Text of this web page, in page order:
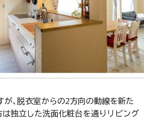
、脱衣室からの2方向の動線を新た
は独立した洗面化粧台を通りリビング